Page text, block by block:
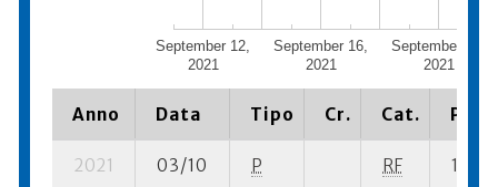
September 12,
2021
September 16,
2021
September 20,
2021
Anno Data Tipo Cr. Cat.
2021 03/10 P RF 15